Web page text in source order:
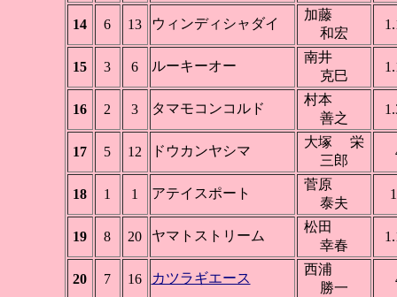
14 6 13 ウィンディシャダイ
加藤
和宏
15 3 6 ルーキーオー
南井
克巳
16 2 3 タマモコンコルド
村本
善之
17 5 12 ドウカンヤシマ
大塚 栄
三郎
18 1 1 アテイスポート
菅原
泰夫
19 8 20 ヤマトストリーム
松田
幸春
20 7 16 カツラギエース
西浦
勝一